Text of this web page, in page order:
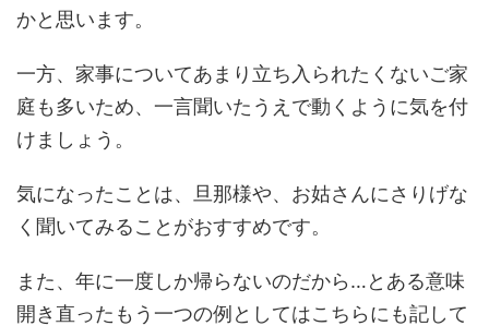
かと思います。
一方、家事についてあまり立ち入られたくないご家
庭も多いため、一言聞いたうえで動くように気を付
けましょう。
気になったことは、旦那様や、お姑さんにさりげな
く聞いてみることがおすすめです。
また、年に一度しか帰らないのだから…とある意味
開き直ったもう一つの例としてはこちらにも記して